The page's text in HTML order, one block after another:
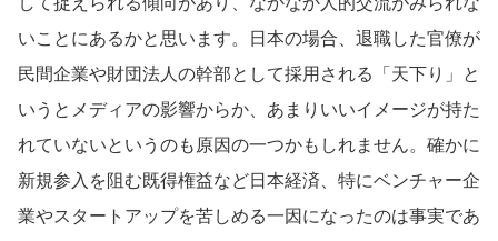
いことにあるかと思います。日本の場合、退職した官僚が
民間企業や財団法人の幹部として採用される「天下り」と
いうとメディアの影響からか、あまりいいイメージが持た
れていないというのも原因の一つかもしれません。確かに
新規参入を阻む既得権益など日本経済、特にベンチャー企
業やスタートアップを苦しめる一因になったのは事実であ